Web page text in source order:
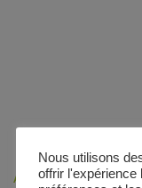
Accueil»Veolia -
Nous utilisons
offrir l'expérience